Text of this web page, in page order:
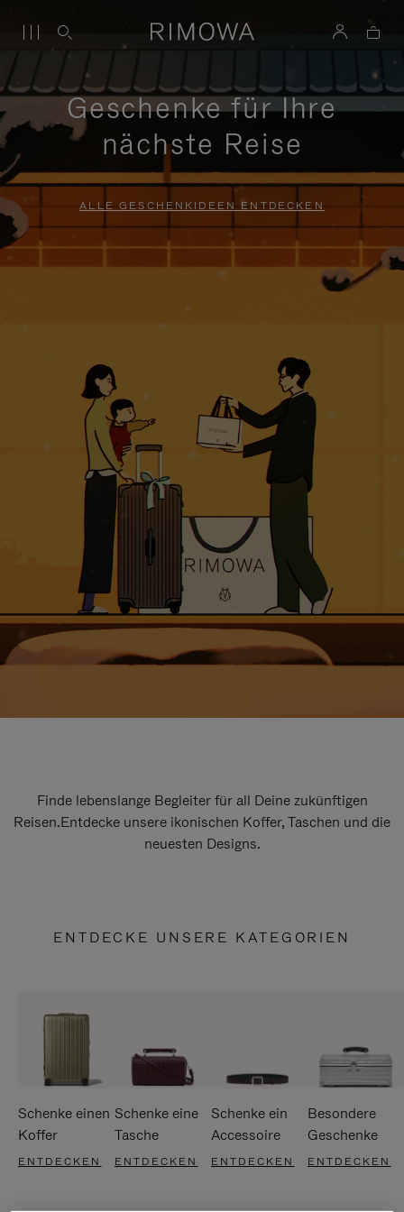
Geschenke für Ihre
nächste Reise
ALLE GESCHENKIDEEN ENTDECKEN
Finde lebenslange Begleiter für all Deine zukünftigen
Reisen.Entdecke unsere ikonischen Koffer, Taschen und die
neuesten Designs.
ENTDECKE UNSERE KATEGORIEN
Schenke einen
Koffer
ENTDECKEN
Schenke eine
Tasche
ENTDECKEN
Schenke ein
Accessoire
ENTDECKEN
Besondere
Geschenke
ENTDECKEN